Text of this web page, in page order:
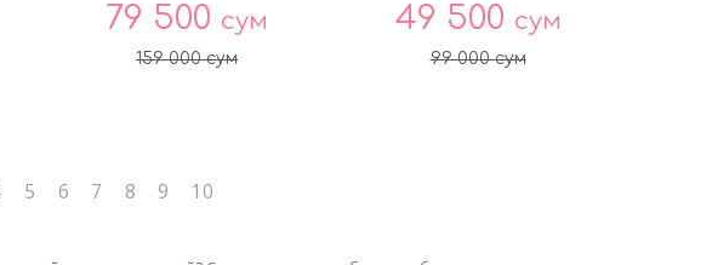
79 500 сум
159 000сум
49 500 сум
99 000сум
5 6 7 8 9 10